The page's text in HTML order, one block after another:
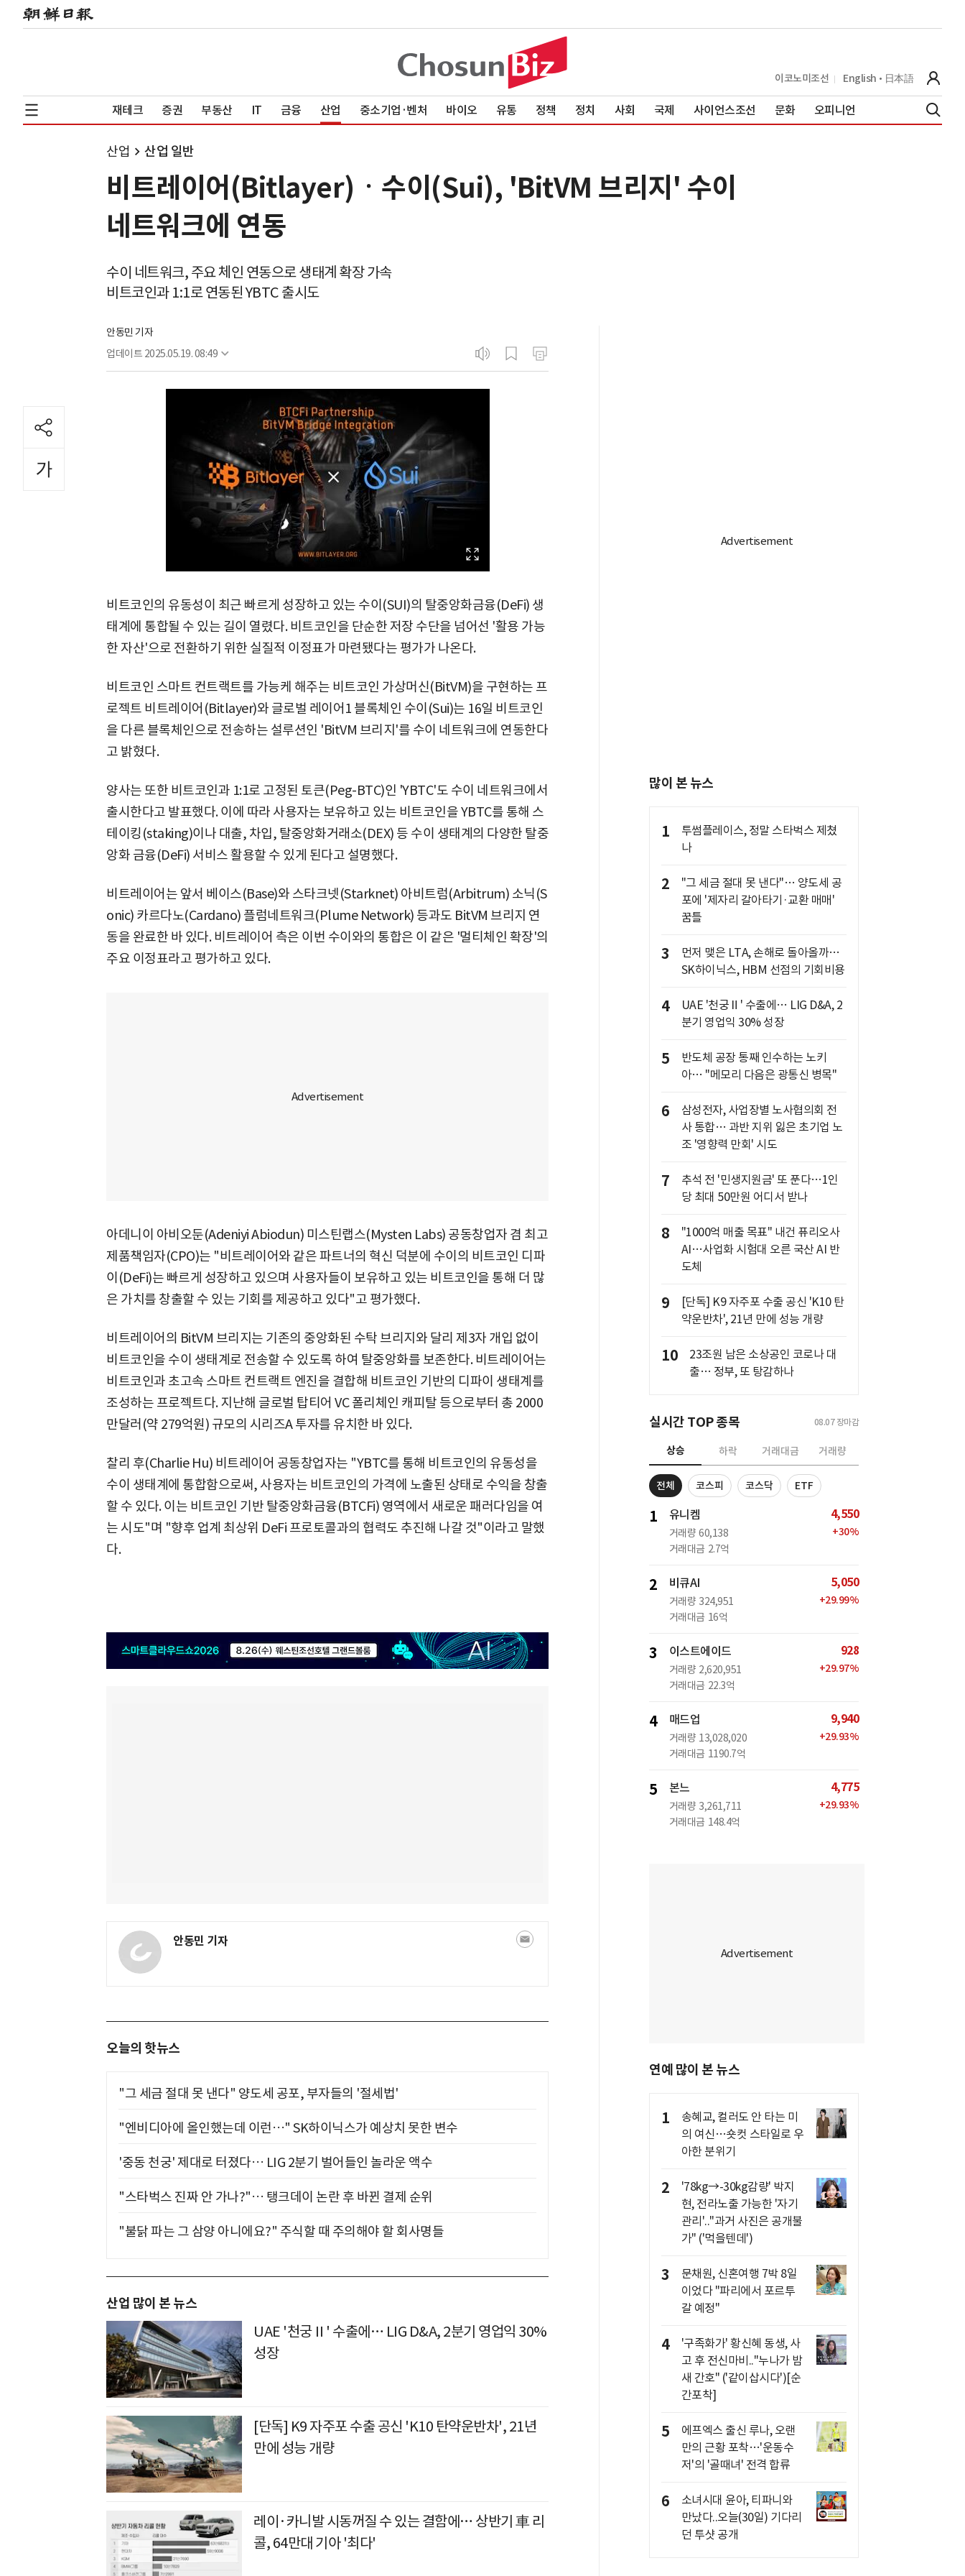
이코노미조선 English 日本語
재테크 증권 부동산 IT 금융 산업 중소기업·벤처 바이오 유통 정책 정치 사회 국제 사이언스조선 문화 오피니언
산업 산업 일반
비트레이어(Bitlayer)ㆍ수이(Sui), 'BitVM 브리지' 수이
네트워크에 연동
수이 네트워크, 주요 체인 연동으로 생태계 확장 가속
비트코인과 1:1로 연동된 YBTC 출시도
안동민 기자
업데이트 2025.05.19. 08:49
비트코인의 유동성이 최근 빠르게 성장하고 있는 수이(SUI)의 탈중앙화금융(DeFi) 생
태계에 통합될 수 있는 길이 열렸다. 비트코인을 단순한 저장 수단을 넘어선 '활용 가능
한 자산'으로 전환하기 위한 실질적 이정표가 마련됐다는 평가가 나온다.
비트코인 스마트 컨트랙트를 가능케 해주는 비트코인 가상머신(BitVM)을 구현하는 프
로젝트 비트레이어(Bitlayer)와 글로벌 레이어1 블록체인 수이(Sui)는 16일 비트코인
을 다른 블록체인으로 전송하는 설루션인 'BitVM 브리지'를 수이 네트워크에 연동한다
고 밝혔다.
양사는 또한 비트코인과 1:1로 고정된 토큰(Peg-BTC)인 'YBTC'도 수이 네트워크에서
출시한다고 발표했다. 이에 따라 사용자는 보유하고 있는 비트코인을 YBTC를 통해 스
테이킹(staking)이나 대출, 차입, 탈중앙화거래소(DEX) 등 수이 생태계의 다양한 탈중
앙화 금융(DeFi) 서비스 활용할 수 있게 된다고 설명했다.
비트레이어는 앞서 베이스(Base)와 스타크넷(Starknet) 아비트럼(Arbitrum) 소닉(S
onic) 카르다노(Cardano) 플럼네트워크(Plume Network) 등과도 BitVM 브리지 연
동을 완료한 바 있다. 비트레이어 측은 이번 수이와의 통합은 이 같은 '멀티체인 확장'의
주요 이정표라고 평가하고 있다.
아데니이 아비오둔(Adeniyi Abiodun) 미스틴랩스(Mysten Labs) 공동창업자 겸 최고
제품책임자(CPO)는 "비트레이어와 같은 파트너의 혁신 덕분에 수이의 비트코인 디파
이(DeFi)는 빠르게 성장하고 있으며 사용자들이 보유하고 있는 비트코인을 통해 더 많
은 가치를 창출할 수 있는 기회를 제공하고 있다"고 평가했다.
비트레이어의 BitVM 브리지는 기존의 중앙화된 수탁 브리지와 달리 제3자 개입 없이
비트코인을 수이 생태계로 전송할 수 있도록 하여 탈중앙화를 보존한다. 비트레이어는
비트코인과 초고속 스마트 컨트랙트 엔진을 결합해 비트코인 기반의 디파이 생태계를
조성하는 프로젝트다. 지난해 글로벌 탑티어 VC 폴리체인 캐피탈 등으로부터 총 2000
만달러(약 279억원) 규모의 시리즈A 투자를 유치한 바 있다.
찰리 후(Charlie Hu) 비트레이어 공동창업자는 "YBTC를 통해 비트코인의 유동성을
수이 생태계에 통합함으로써, 사용자는 비트코인의 가격에 노출된 상태로 수익을 창출
할 수 있다. 이는 비트코인 기반 탈중앙화금융(BTCFi) 영역에서 새로운 패러다임을 여
는 시도"며 "향후 업계 최상위 DeFi 프로토콜과의 협력도 추진해 나갈 것"이라고 말했
다.
안동민 기자
오늘의 핫뉴스
"그 세금 절대 못 낸다" 양도세 공포, 부자들의 '절세법'
"엔비디아에 올인했는데 이런…" SK하이닉스가 예상치 못한 변수
'중동 천궁' 제대로 터졌다… LIG 2분기 벌어들인 놀라운 액수
"스타벅스 진짜 안 가나?"… 탱크데이 논란 후 바뀐 결제 순위
"불닭 파는 그 삼양 아니에요?" 주식할 때 주의해야 할 회사명들
산업 많이 본 뉴스
UAE '천궁Ⅱ' 수출에… LIG D&A, 2분기 영업익 30%
성장
[단독] K9 자주포 수출 공신 'K10 탄약운반차', 21년
만에 성능 개량
레이·카니발 시동꺼질 수 있는 결함에… 상반기 車 리
콜, 64만대 기아 '최다'
많이 본 뉴스
1
투썸플레이스, 정말 스타벅스 제쳤
나
2
"그 세금 절대 못 낸다"… 양도세 공
포에 '제자리 갈아타기·교환 매매'
꿈틀
3
먼저 맺은 LTA, 손해로 돌아올까…
SK하이닉스, HBM 선점의 기회비용
4
UAE '천궁Ⅱ' 수출에… LIG D&A, 2
분기 영업익 30% 성장
5
반도체 공장 통째 인수하는 노키
아… "메모리 다음은 광통신 병목"
6
삼성전자, 사업장별 노사협의회 전
사 통합… 과반 지위 잃은 초기업 노
조 '영향력 만회' 시도
7
추석 전 '민생지원금' 또 푼다…1인
당 최대 50만원 어디서 받나
8
"1000억 매출 목표" 내건 퓨리오사
AI…사업화 시험대 오른 국산 AI 반
도체
9
[단독] K9 자주포 수출 공신 'K10 탄
약운반차', 21년 만에 성능 개량
10
23조원 남은 소상공인 코로나 대
출… 정부, 또 탕감하나
실시간 TOP 종목 08.07 장마감
상승 하락 거래대금 거래량
전체 코스피 코스닥 ETF
1 유니켐
거래량 60,138
거래대금 2.7억
4,550
+30%
2 비큐AI
거래량 324,951
거래대금 16억
5,050
+29.99%
3 이스트에이드
거래량 2,620,951
거래대금 22.3억
928
+29.97%
4 매드업
거래량 13,028,020
거래대금 1190.7억
9,940
+29.93%
5 본느
거래량 3,261,711
거래대금 148.4억
4,775
+29.93%
연예 많이 본 뉴스
1
송혜교, 컬러도 안 타는 미
의 여신…숏컷 스타일로 우
아한 분위기
2
'78kg→-30kg감량' 박지
현, 전라노출 가능한 '자기
관리'.."과거 사진은 공개불
가" ('먹을텐데')
3
문채원, 신혼여행 7박 8일
이었다 "파리에서 포르투
갈 예정"
4
'구족화가' 황신혜 동생, 사
고 후 전신마비.."누나가 밤
새 간호" ('같이삽시다')[순
간포착]
5
에프엑스 출신 루나, 오랜
만의 근황 포착…'운동수
저'의 '골때녀' 전격 합류
6
소녀시대 윤아, 티파니와
만났다..오늘(30일) 기다리
던 투샷 공개